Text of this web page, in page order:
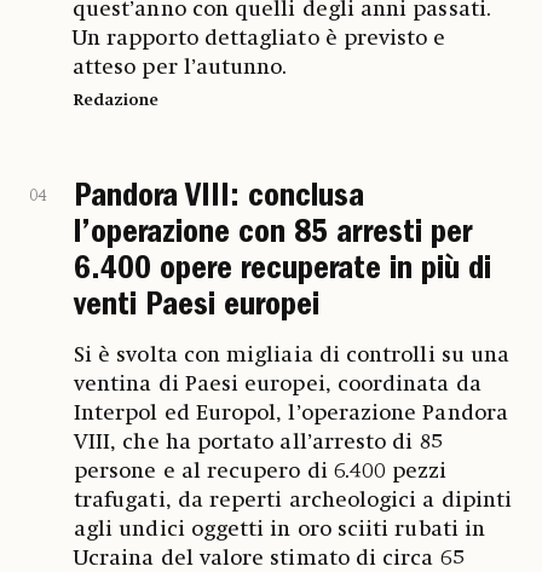
quest’anno con quelli degli anni passati.
Un rapporto dettagliato è previsto e
atteso per l’autunno.
Redazione
04
Pandora VIII: conclusa
l’operazione con 85 arresti per
6.400 opere recuperate in più di
venti Paesi europei
Si è svolta con migliaia di controlli su una
ventina di Paesi europei, coordinata da
Interpol ed Europol, l’operazione Pandora
VIII, che ha portato all’arresto di 85
persone e al recupero di 6.400 pezzi
trafugati, da reperti archeologici a dipinti
agli undici oggetti in oro sciiti rubati in
Ucraina del valore stimato di circa 65